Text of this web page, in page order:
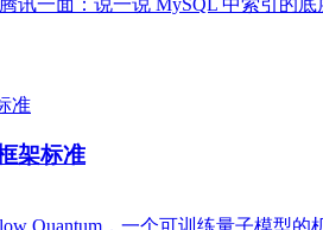
腾讯一面：说一说 MySQL 中索引的底
架标准